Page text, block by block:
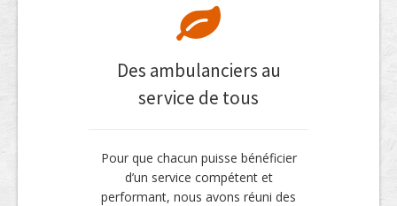
Des ambulanciers au
service de tous
Pour que chacun puisse bénéficier
d’un service compétent et
performant, nous avons réuni des